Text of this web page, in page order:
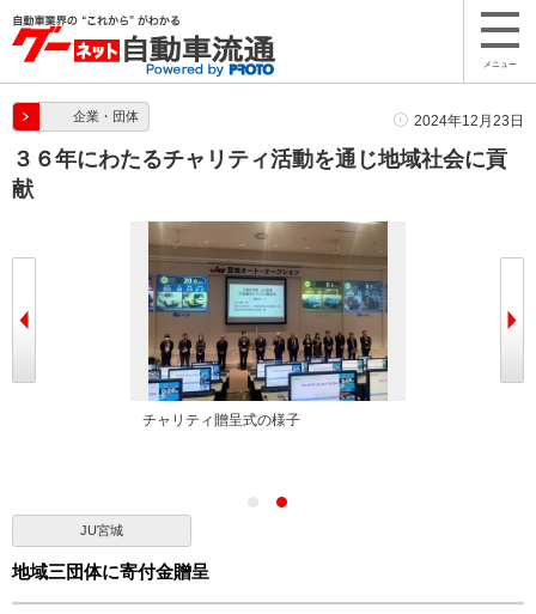
メニュー
企業・団体 2024年12月23日
３６年にわたるチャリティ活動を通じ地域社会に貢
献
チャリティ贈呈式の様子
JU宮城
地域三団体に寄付金贈呈